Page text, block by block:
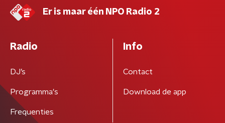
Er is maar één NPO Radio 2
Radio
DJ’s
Programma's
Frequenties
Info
Contact
Download de app